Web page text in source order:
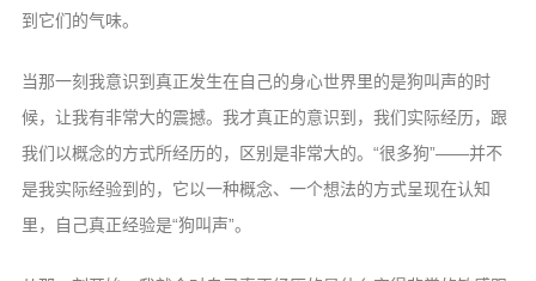
到它们的气味。
当那一刻我意识到真正发生在自己的身心世界里的是狗叫声的时
候，让我有非常大的震撼。我才真正的意识到，我们实际经历，跟
我们以概念的方式所经历的，区别是非常大的。“很多狗”——并不
是我实际经验到的，它以一种概念、一个想法的方式呈现在认知
里，自己真正经验是“狗叫声”。